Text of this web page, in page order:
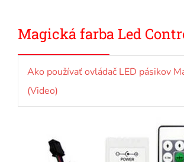
Magická farba Led
Ako používať ovládač LED pásikov
(Video)